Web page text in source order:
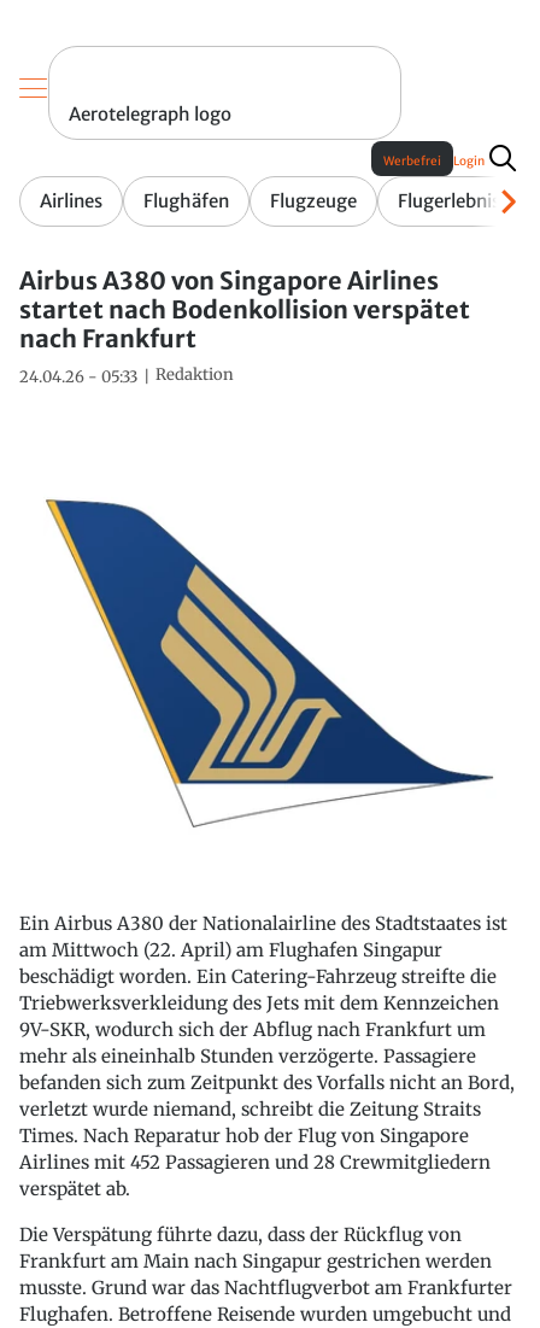
Aerotelegraph logo
Airlines Flughäfen Flugzeuge Flugerlebnis
Werbefrei Login
Airbus A380 von Singapore Airlines
startet nach Bodenkollision verspätet
nach Frankfurt
24.04.26 - 05:33 Redaktion
Ein Airbus A380 der Nationalairline des Stadtstaates ist
am Mittwoch (22. April) am Flughafen Singapur
beschädigt worden. Ein Catering-Fahrzeug streifte die
Triebwerksverkleidung des Jets mit dem Kennzeichen
9V-SKR, wodurch sich der Abflug nach Frankfurt um
mehr als eineinhalb Stunden verzögerte. Passagiere
befanden sich zum Zeitpunkt des Vorfalls nicht an Bord,
verletzt wurde niemand, schreibt die Zeitung Straits
Times. Nach Reparatur hob der Flug von Singapore
Airlines mit 452 Passagieren und 28 Crewmitgliedern
verspätet ab.
Die Verspätung führte dazu, dass der Rückflug von
Frankfurt am Main nach Singapur gestrichen werden
musste. Grund war das Nachtflugverbot am Frankfurter
Flughafen. Betroffene Reisende wurden umgebucht und